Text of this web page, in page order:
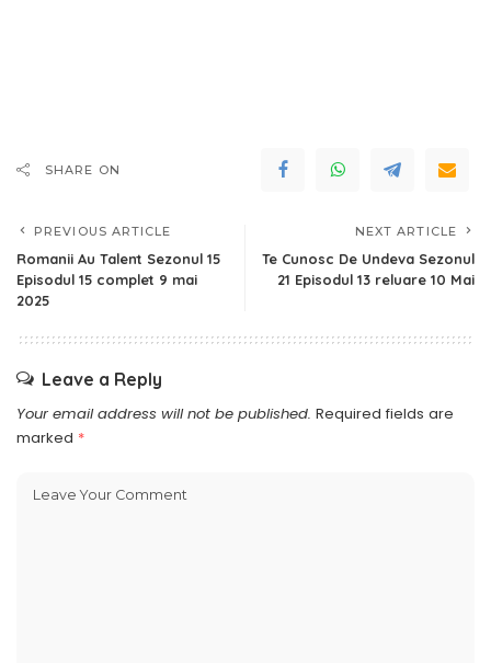
SHARE ON
PREVIOUS ARTICLE
Romanii Au Talent Sezonul 15
Episodul 15 complet 9 mai
2025
NEXT ARTICLE
Te Cunosc De Undeva Sezonul
21 Episodul 13 reluare 10 Mai
Leave a Reply
Your email address will not be published. Required fields are
marked *